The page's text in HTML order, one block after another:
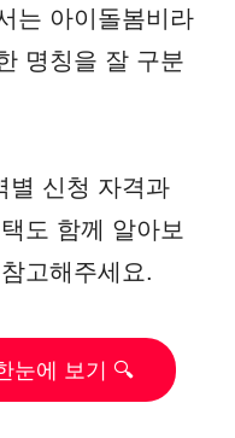
는 아이돌봄비라
명칭을 잘 구분
별 신청 자격과
도 함께 알아보
고해주세요.
눈에 보기 🔍